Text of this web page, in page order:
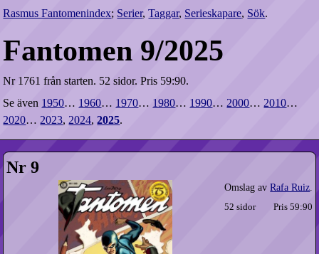
Rasmus Fantomenindex; Serier,Taggar, Serieskapare, Sök.
Fantomen 9/2025
Nr 1761 från starten. 52 sidor. Pris 59:90.
Se även 1950… 1960… 1970… 1980… 1990… 2000… 2010…
2020… 2023, 2024,2025.
Nr 9
Omslag avRafa Ruiz
52 sidor Pris 59:90